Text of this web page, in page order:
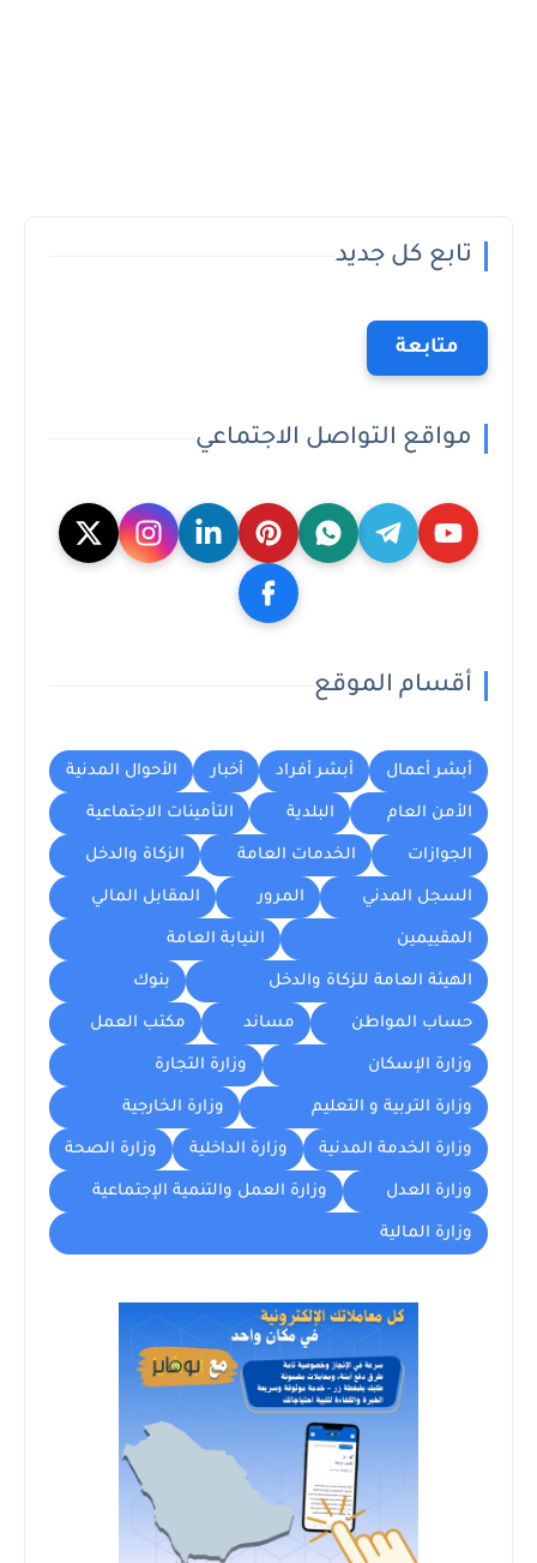
تابع كل جديد
متابعة
مواقع التواصل الاجتماعي
أقسام الموقع
أبشر أعمال أبشر أفراد أخبار الأحوال المدنية
الأمن العام البلدية التأمينات الاجتماعية
الجوازات الخدمات العامة الزكاة والدخل
السجل المدني المرور المقابل المالي
المقييمين النيابة العامة
الهيئة العامة للزكاة والدخل بنوك
حساب المواطن مساند مكتب العمل
وزارة الإسكان وزارة التجارة
وزارة التربية و التعليم وزارة الخارجية
وزارة الخدمة المدنية وزارة الداخلية وزارة الصحة
وزارة العدل وزارة العمل والتنمية الإجتماعية
وزارة المالية